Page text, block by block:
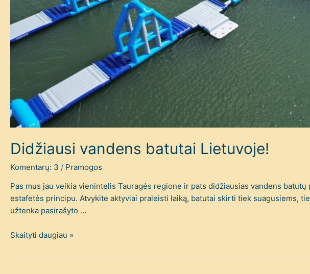
Didžiausi vandens batutai Lietuvoje!
Komentarų: 3 / Pramogos
Pas mus jau veikia vienintelis Tauragės regione ir pats didžiausias vandens
estafetės principu. Atvykite aktyviai praleisti laiką, batutai skirti tiek suagusiems,
užtenka pasirašyto …
Skaityti daugiau »